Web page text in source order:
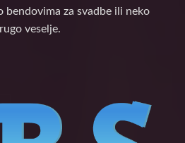
bendovima za svadbe ili neko
veselje.